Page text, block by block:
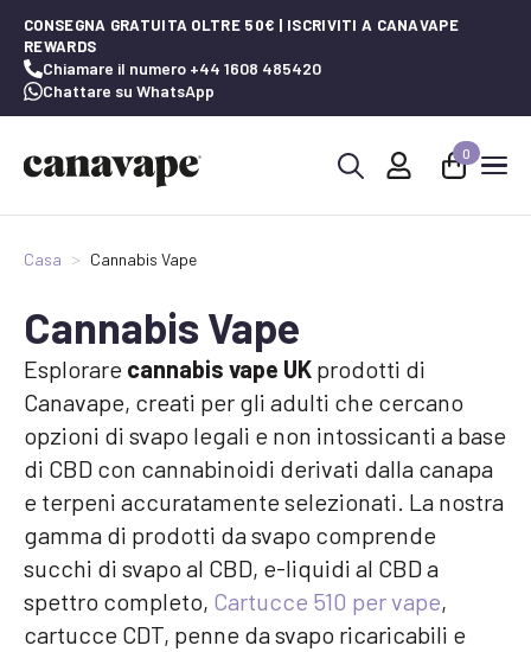
CONSEGNA GRATUITA OLTRE 50€ | ISCRIVITI A CANAVAPE
REWARDS
Chiamare il numero +44 1608 485420
Chattare su WhatsApp
0
Casa Cannabis Vape
Cannabis Vape
Esplorare cannabis vape UK prodotti di
Canavape, creati per gli adulti che cercano
opzioni di svapo legali e non intossicanti a base
di CBD con cannabinoidi derivati dalla canapa
e terpeni accuratamente selezionati. La nostra
gamma di prodotti da svapo comprende
succhi di svapo al CBD, e-liquidi al CBD a
spettro completo, Cartucce 510 per vape,
cartucce CDT, penne da svapo ricaricabili e